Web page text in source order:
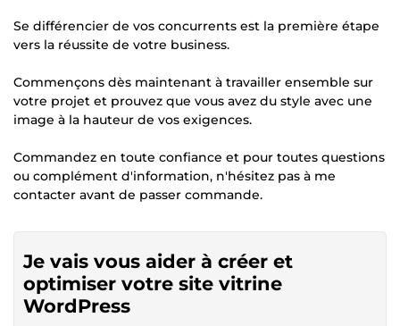
Se différencier de vos concurrents est la première étape
vers la réussite de votre business.
Commençons dès maintenant à travailler ensemble sur
votre projet et prouvez que vous avez du style avec une
image à la hauteur de vos exigences.
Commandez en toute confiance et pour toutes questions
ou complément d'information, n'hésitez pas à me
contacter avant de passer commande.
Je vais vous aider à créer et
optimiser votre site vitrine
WordPress